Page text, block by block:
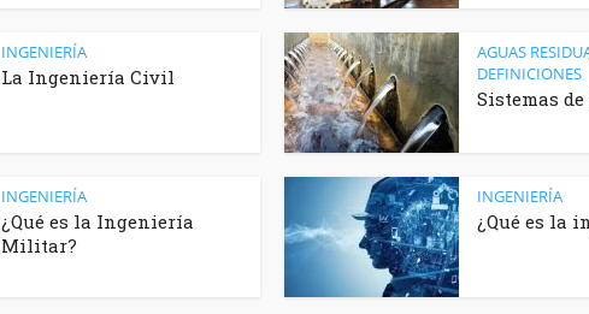
INGENIERÍA
La Ingeniería Civil
AGUAS
DEFINICIONES
Sistemas
INGENIERÍA
¿Qué es la Ingeniería
Militar?
INGENIERÍA
¿Qué es la